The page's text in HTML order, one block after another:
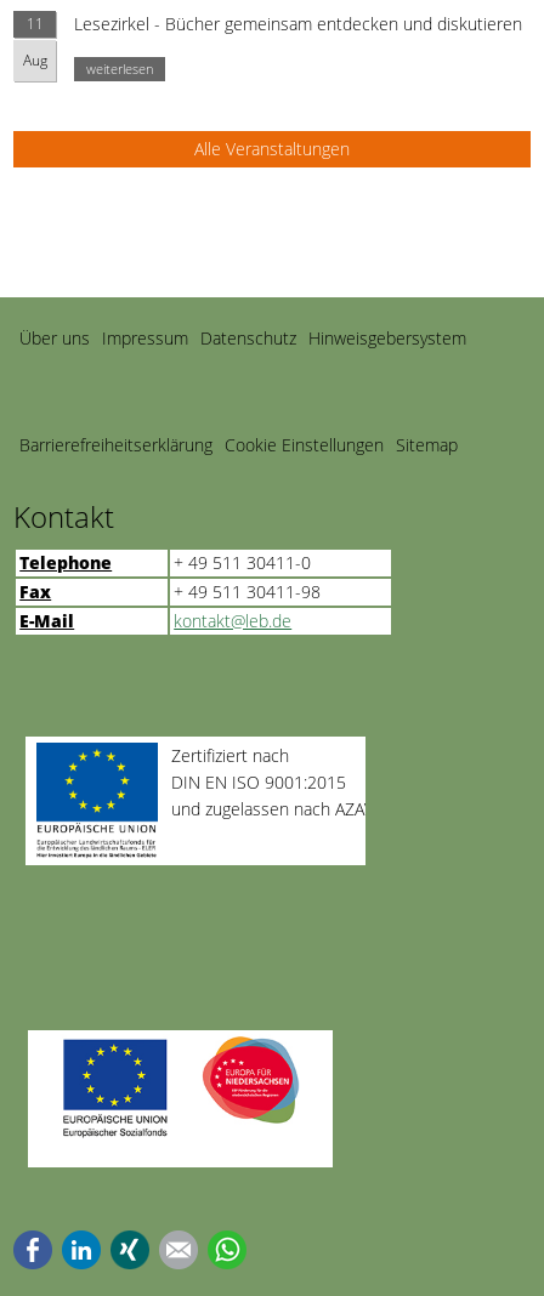
11
Aug
Lesezirkel - Bücher gemeinsam entdecken und diskutieren
weiterlesen
Alle Veranstaltungen
Navigation
überspringen
Über uns Impressum Datenschutz Hinweisgebersystem
Barriere­freiheits­erklärung Cookie Einstellungen Sitemap
Kontakt
Telephone
+ 49 511 30411-0
Fax
+ 49 511 30411-98
E-Mail
kontakt@leb.de
Zertifiziert nach
DIN EN ISO 9001:2015
und zugelassen nach AZAV
FacebookLinkedInXing E-mail